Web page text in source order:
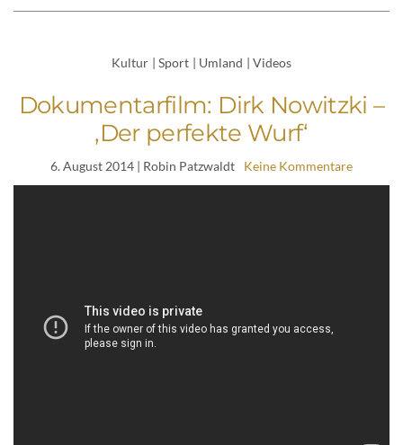
Kultur | Sport | Umland | Videos
Dokumentarfilm: Dirk Nowitzki –
‚Der perfekte Wurf‘
6. August 2014 | Robin Patzwaldt Keine Kommentare